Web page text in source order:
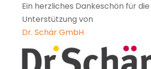
Ein herzliches Dankeschön für
Unterstützung von
Dr. Schär GmbH